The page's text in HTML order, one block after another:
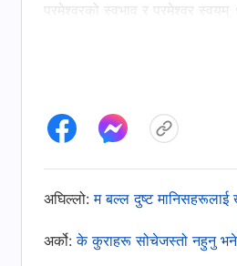
परमेश्‍वरको स्वभाव र परमेश्‍वर स्वयम्
मलाई आफ्नो कर्तव्य निर्वाह
समर्पित हुन चाहिनँ। मैले केवल
पछि, मैले परमेश्‍वरका वचनको
अघिल्लो:म बल्ल दुष्ट
अर्को:के कुराहरू सोचेजस्तो नहुनु